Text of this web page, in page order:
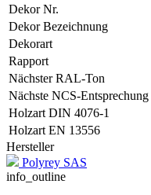
Dekor Nr.
Dekor Bezeichnung
Dekorart
Rapport
Nächster RAL-Ton
Nächste NCS-Entsprechung
Holzart DIN 4076-1
Holzart EN 13556
Hersteller
Polyrey SAS
info_outline